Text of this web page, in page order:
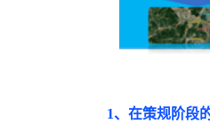
1、在策规阶段